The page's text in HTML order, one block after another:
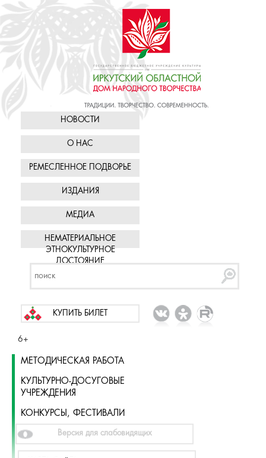
НОВОСТИ
О НАС
РЕМЕСЛЕННОЕ ПОДВОРЬЕ
ИЗДАНИЯ
МЕДИА
НЕМАТЕРИАЛЬНОЕ
ЭТНОКУЛЬТУРНОЕ
ДОСТОЯНИЕ
КУПИТЬ БИЛЕТ
6+
МЕТОДИЧЕСКАЯ РАБОТА
КУЛЬТУРНО-ДОСУГОВЫЕ
УЧРЕЖДЕНИЯ
КОНКУРСЫ, ФЕСТИВАЛИ
Версия для слабовидящих